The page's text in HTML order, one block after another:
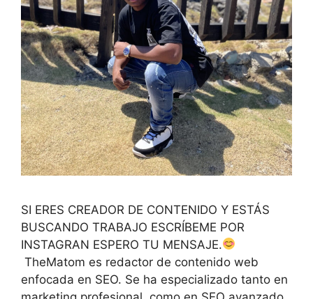
SI ERES CREADOR DE CONTENIDO Y ESTÁS
BUSCANDO TRABAJO ESCRÍBEME POR
INSTAGRAN ESPERO TU MENSAJE.
TheMatom es redactor de contenido web
enfocada en SEO. Se ha especializado tanto en